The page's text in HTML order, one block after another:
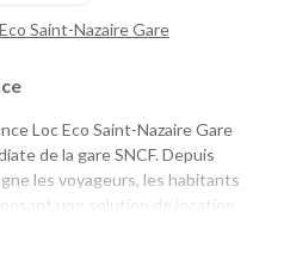
Saint-Nazaire Gare
Loc Eco Saint-Nazaire Gare
de la gare SNCF. Depuis
les voyageurs, les habitants
une solution de location
économique et accessible.